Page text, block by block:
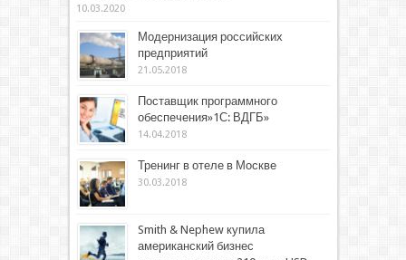
10.03.2020
Модернизация российских
предприятий
21.05.2018
Поставщик программного
обеспечения»1С: ВДГБ»
14.04.2018
Тренинг в отеле в Москве
30.03.2018
Smith & Nephew купила
американский бизнес